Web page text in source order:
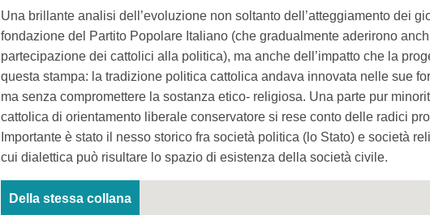
Una brillante analisi dell’evoluzione non soltanto dell’atteggiamento dei
fondazione del Partito Popolare Italiano (che gradualmente aderirono
partecipazione dei cattolici alla politica), ma anche dell’impatto che la
questa stampa: la tradizione politica cattolica andava innovata nelle sue
ma senza compromettere la sostanza etico- religiosa. Una parte pur
cattolica di orientamento liberale conservatore si rese conto delle radici
Importante è stato il nesso storico fra società politica (lo Stato) e società
cui dialettica può risultare lo spazio di esistenza della società civile.
Della stessa collana